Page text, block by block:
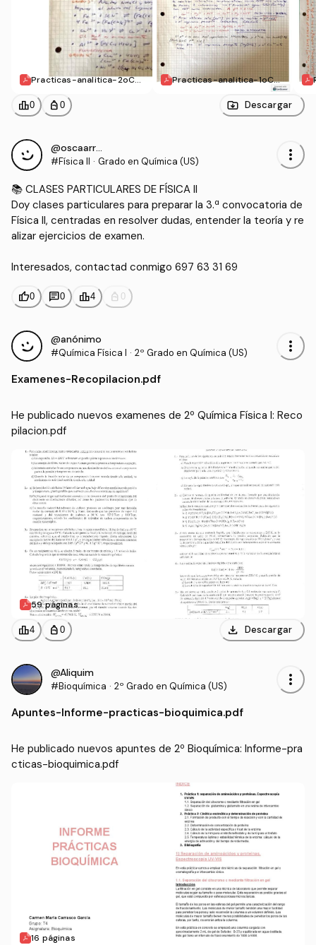
Practicas-analitica-2oCu
Practicas-analitica-1oCua
leaderboard0 personal_bag 0 Descargar
@oscaarr_7
#Física II · Grado en Química (US) more_vert
📚 CLASES PARTICULARES DE FÍSICA II
Doy clases particulares para preparar la 3.ª convocatoria de
Física II, centradas en resolver dudas, entender la teoría y re
alizar ejercicios de examen.
Interesados, contactad conmigo 697 63 31 69
thumb_up0 chat0 leaderboard4 personal_bag 0
@anónimo
#Química Física I · 2º Grado en Química (US) more_vert
Examenes-Recopilacion.pdf
He publicado nuevos examenes de 2º Química Física I: Reco
pilacion.pdf
59 páginas
leaderboard4 personal_bag 0 download Descargar
@Aliquim
#Bioquímica · 2º Grado en Química (US) more_vert
Apuntes-Informe-practicas-bioquimica.pdf
He publicado nuevos apuntes de 2º Bioquímica: Informe-pra
cticas-bioquimica.pdf
16 páginas